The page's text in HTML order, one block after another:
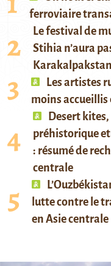
ferroviaire
Le festival de
Stihia n’aura
Karakalpakstan
Les artistes
moins accueillis
Desert
préhistorique
: résumé de
centrale
lutte contre le
en Asie centrale